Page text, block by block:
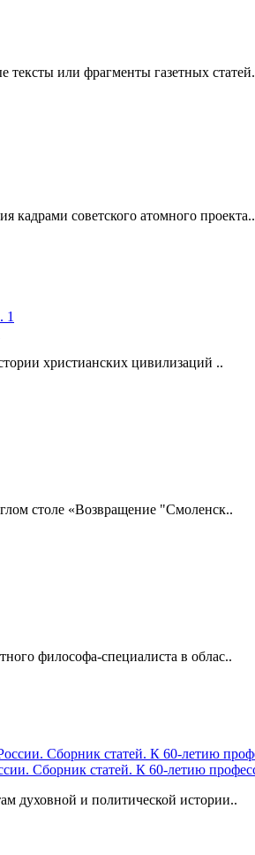
или фрагменты газетных
кадрами советского атомного проекта..
христианских цивилизаций ..
столе «Возвращение "Смоленск..
философа-специалиста в облас..
Сборник статей. К 60-летию
духовной и политической истории..